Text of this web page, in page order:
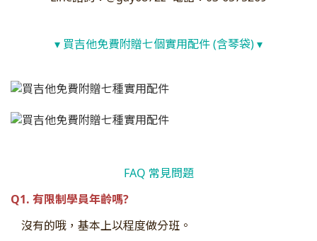
▾ 買吉他免費附贈七個實用配件 (含琴袋) ▾
FAQ 常見問題
Q1. 有限制學員年齡嗎?
沒有的哦，基本上以程度做分班。